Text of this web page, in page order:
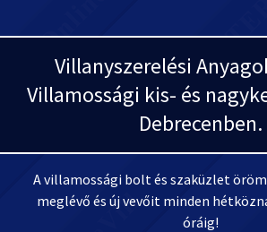
Villanyszerelési
Villamossági kis- és
Debrecenben.
A villamossági bolt és szaküzlet
meglévő és új vevőit minden
óráig!